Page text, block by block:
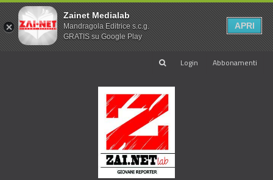
Login Abbonamenti
Zainet Medialab
Mandragola Editrice s.c.g.
GRATIS su Google Play
APRI